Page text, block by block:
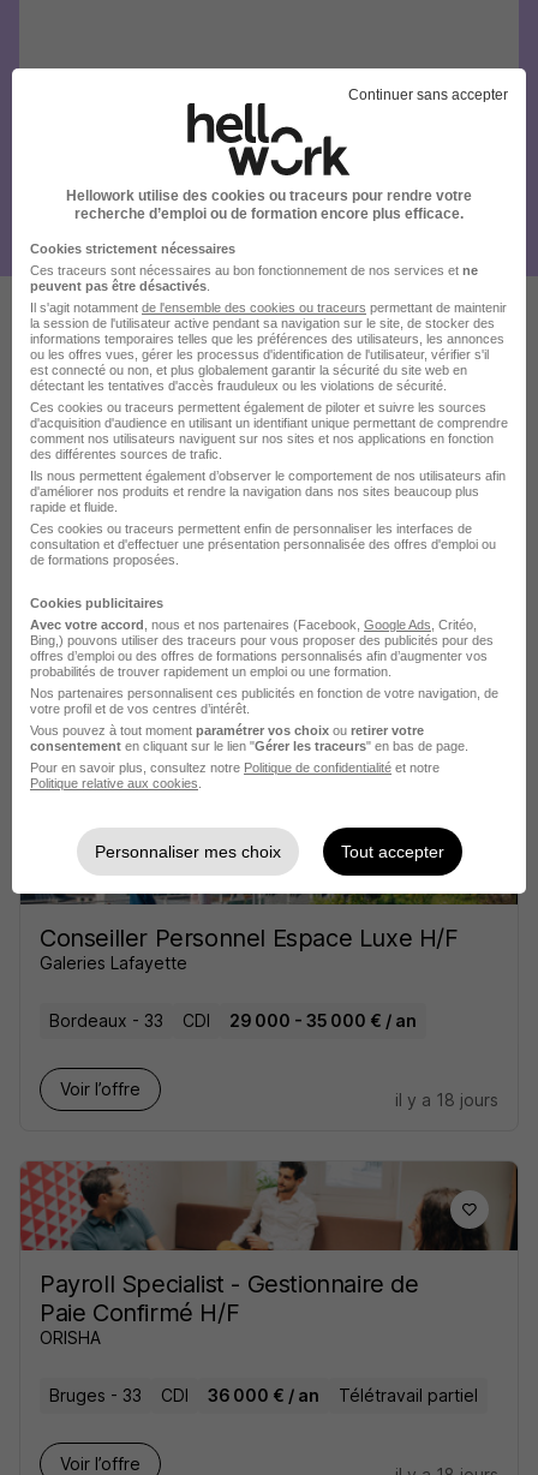
Ces offres pourraient aussi
vous intéresser
Gestionnaire de Paie et Facturation
H/F
Actual recrute pour Actual
Cenon - 33 CDD 25 000 € / an
Voir l’offre
il y a 15 jours
Conseiller Personnel Espace Luxe H/F
Galeries Lafayette
Bordeaux - 33 CDI 29 000 - 35 000 € / an
Voir l’offre
il y a 18 jours
Payroll Specialist - Gestionnaire de
Paie Confirmé H/F
ORISHA
Bruges - 33 CDI 36 000 € / an Télétravail partiel
Voir l’offre
Continuer sans accepter
Hellowork utilise des cookies ou traceurs pour rendre votre
recherche d’emploi ou de formation encore plus efficace.
Cookies strictement nécessaires
Ces traceurs sont nécessaires au bon fonctionnement de nos services et ne
peuvent pas être désactivés
Il s'agit notamment de l'ensemble des cookies ou traceurs permettant de maintenir
la session de l'utilisateur active pendant sa navigation sur le site, de stocker des
informations temporaires telles que les préférences des utilisateurs, les annonces
ou les offres vues, gérer les processus d'identification de l'utilisateur, vérifier s'il
est connecté ou non, et plus globalement garantir la sécurité du site web en
détectant les tentatives d'accès frauduleux ou les violations de sécurité.
Ces cookies ou traceurs permettent également de piloter et suivre les sources
d'acquisition d'audience en utilisant un identifiant unique permettant de comprendre
comment nos utilisateurs naviguent sur nos sites et nos applications en fonction
des différentes sources de trafic.
Ils nous permettent également d’observer le comportement de nos utilisateurs afin
d'améliorer nos produits et rendre la navigation dans nos sites beaucoup plus
rapide et fluide.
Ces cookies ou traceurs permettent enfin de personnaliser les interfaces de
consultation et d'effectuer une présentation personnalisée des offres d'emploi ou
de formations proposées.
Cookies publicitaires
Avec votre accord , nous et nos partenaires (Facebook, Google Ads , Critéo,
Bing,) pouvons utiliser des traceurs pour vous proposer des publicités pour des
offres d’emploi ou des offres de formations personnalisés afin d’augmenter vos
probabilités de trouver rapidement un emploi ou une formation.
Nos partenaires personnalisent ces publicités en fonction de votre navigation, de
votre profil et de vos centres d’intérêt.
Vous pouvez à tout moment paramétrer vos choix ou retirer votre
consentement en cliquant sur le lien "Gérer les traceurs" en bas de page.
Pour en savoir plus, consultez notre Politique de confidentialité et notre
Politique relative aux cookies
Personnaliser mes choix Tout accepter